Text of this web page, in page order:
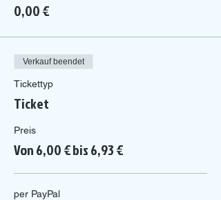
0,00 €
Verkauf beendet
Tickettyp
Ticket
Preis
Von 6,00 € bis 6,93 €
per PayPal